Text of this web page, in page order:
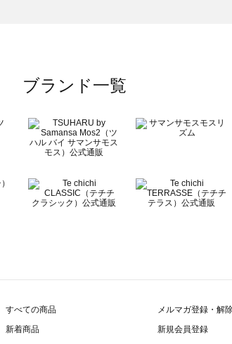
ブランド一覧
すべての商品
新着商品
メルマガ登録・解
新規会員登録